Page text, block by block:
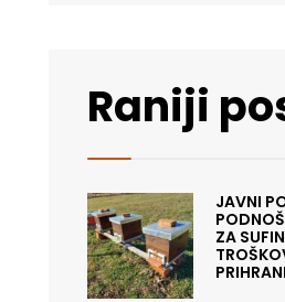
Raniji
JAVNI
ZA